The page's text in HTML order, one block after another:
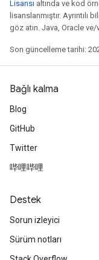
Lisansı altında ve kod
lisanslanmıştır. Ayrıntılı
göz atın. Java, Oracle ve/
Son güncelleme tarihi:
Bağlı kalma
Blog
GitHub
Twitter
哔哩哔哩
Destek
Sorun izleyici
Sürüm notları